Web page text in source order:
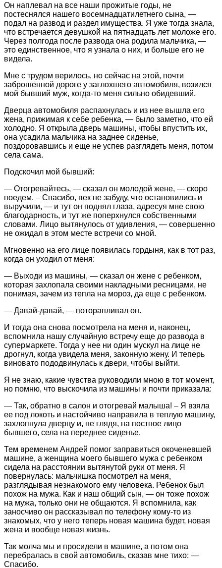
Он наплевал на все наши прожитые годы, не
постеснялся нашего восемнадцатилетнего сына, —
подал на развод и раздел имущества. Я уже тогда знала,
что встречается девушкой на пятнадцать лет моложе его.
Через полгода после развода она родила мальчика, —
это единственное, что я узнала о них, и больше его не
видела.
Мне с трудом верилось, но сейчас на этой, почти
заброшенной дороге у заглохшего автомобиля, возился
мой бывший муж, когда-то меня сильно обидевший.
Дверца автомобиля распахнулась и из нее вышла его
жена, прижимая к себе ребенка, — было заметно, что ей
холодно. Я открыла дверь машины, чтобы впустить их,
она усадила мальчика на заднее сиденье,
поздоровавшись и еще не успев разглядеть меня, потом
села сама.
Подскочил мой бывший:
— Отогревайтесь, — сказал он молодой жене, — скоро
поедем. – Спасибо, век не забуду, что остановились и
выручили, — и тут он поднял глаза, адресуя мне свою
благодарность, и тут же поперхнулся собственными
словами. Лицо вытянулось от удивления, — совершенно
не ожидал в этом месте встречи со мной.
Мгновенно на его лице появилась гордыня, как в тот раз,
когда он уходил от меня:
— Выходи из машины, — сказал он жене с ребенком,
которая захлопала своими накладными ресницами, не
понимая, зачем из тепла на мороз, да еще с ребенком.
— Давай-давай, — поторапливал он.
И тогда она снова посмотрела на меня и, наконец,
вспомнила нашу случайную встречу еще до развода в
супермаркете. Тогда у нее ни один мускул на лице не
дрогнул, когда увидела меня, законную жену. И теперь
виновато пододвинулась к двери, чтобы выйти.
Я не знаю, какие чувства руководили мною в тот момент,
но помню, что выскочила из машины и почти приказала:
— Так, обратно в салон и отогревай малыша! – Я взяла
ее под локоть и настойчиво направила в теплую машину,
захлопнула дверцу и, не глядя, на постное лицо
бывшего, села на переднее сиденье.
Тем временем Андрей помог заправиться окоченевшей
машине, а женщина моего бывшего мужа с ребенком
сидела на расстоянии вытянутой руки от меня. Я
повернулась: мальчишка посмотрел на меня,
разглядывая незнакомого ему человека. Ребенок был
похож на мужа. Как и наш общий сын, — он тоже похож
на мужа, только они не общаются. Я вспомнила, как
заносчиво он рассказывал по телефону кому-то из
знакомых, что у него теперь новая машина будет, новая
жена и вообще новая жизнь.
Так молча мы и просидели в машине, а потом она
перебралась в свой автомобиль, сказав мне тихо: —
Спасибо.